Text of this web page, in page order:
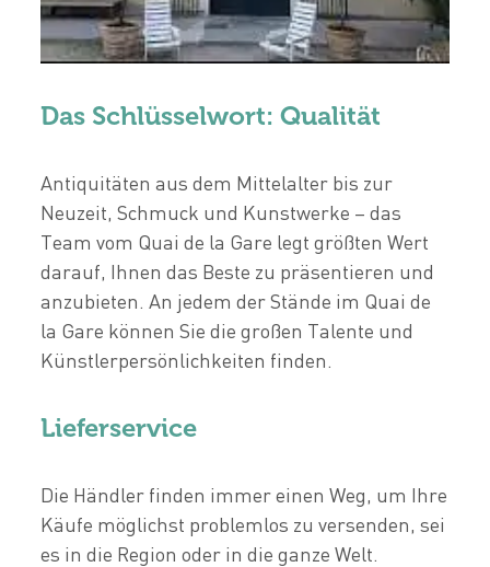
Das Schlüsselwort: Qualität
Antiquitäten aus dem Mittelalter bis zur
Neuzeit, Schmuck und Kunstwerke – das
Team vom Quai de la Gare legt größten Wert
darauf, Ihnen das Beste zu präsentieren und
anzubieten. An jedem der Stände im Quai de
la Gare können Sie die großen Talente und
Künstlerpersönlichkeiten finden.
Lieferservice
Die Händler finden immer einen Weg, um Ihre
Käufe möglichst problemlos zu versenden, sei
es in die Region oder in die ganze Welt.